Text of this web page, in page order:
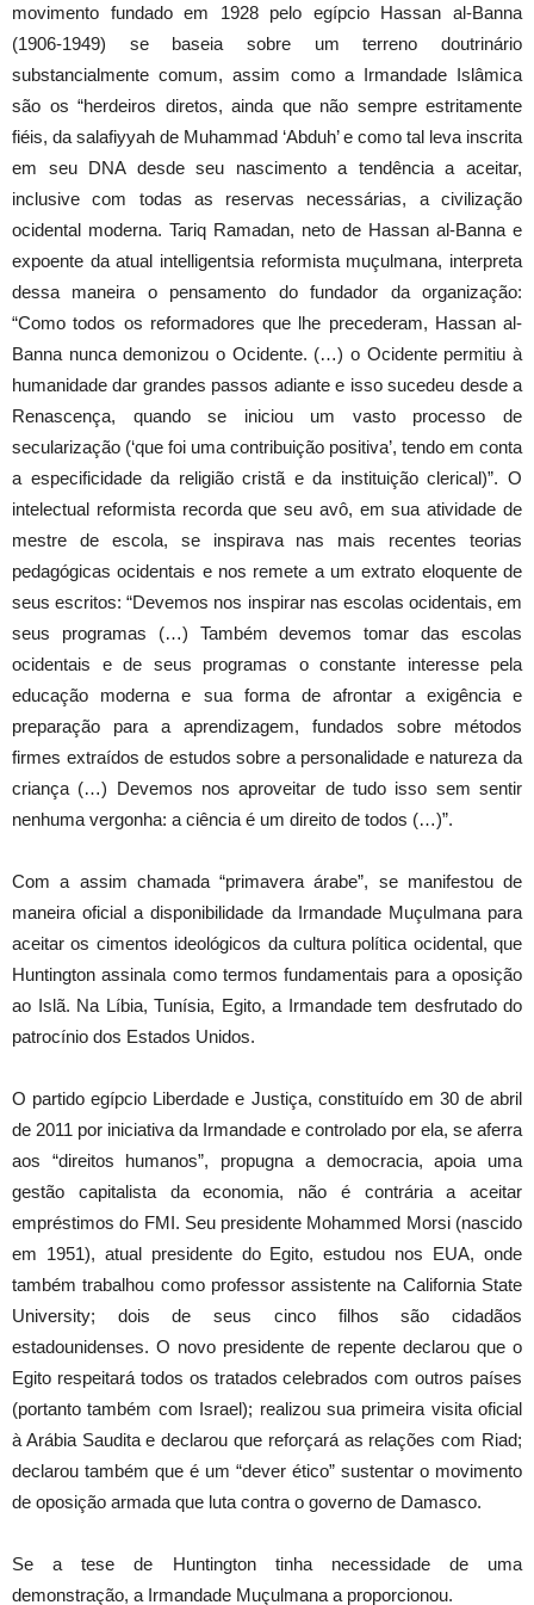
movimento fundado em 1928 pelo egípcio Hassan al-Banna
(1906-1949) se baseia sobre um terreno doutrinário
substancialmente comum, assim como a Irmandade Islâmica
são os “herdeiros diretos, ainda que não sempre estritamente
fiéis, da salafiyyah de Muhammad ‘Abduh’ e como tal leva inscrita
em seu DNA desde seu nascimento a tendência a aceitar,
inclusive com todas as reservas necessárias, a civilização
ocidental moderna. Tariq Ramadan, neto de Hassan al-Banna e
expoente da atual intelligentsia reformista muçulmana, interpreta
dessa maneira o pensamento do fundador da organização:
“Como todos os reformadores que lhe precederam, Hassan al-
Banna nunca demonizou o Ocidente. (…) o Ocidente permitiu à
humanidade dar grandes passos adiante e isso sucedeu desde a
Renascença, quando se iniciou um vasto processo de
secularização (‘que foi uma contribuição positiva’, tendo em conta
a especificidade da religião cristã e da instituição clerical)”. O
intelectual reformista recorda que seu avô, em sua atividade de
mestre de escola, se inspirava nas mais recentes teorias
pedagógicas ocidentais e nos remete a um extrato eloquente de
seus escritos: “Devemos nos inspirar nas escolas ocidentais, em
seus programas (…) Também devemos tomar das escolas
ocidentais e de seus programas o constante interesse pela
educação moderna e sua forma de afrontar a exigência e
preparação para a aprendizagem, fundados sobre métodos
firmes extraídos de estudos sobre a personalidade e natureza da
criança (…) Devemos nos aproveitar de tudo isso sem sentir
nenhuma vergonha: a ciência é um direito de todos (…)”.
Com a assim chamada “primavera árabe”, se manifestou de
maneira oficial a disponibilidade da Irmandade Muçulmana para
aceitar os cimentos ideológicos da cultura política ocidental, que
Huntington assinala como termos fundamentais para a oposição
ao Islã. Na Líbia, Tunísia, Egito, a Irmandade tem desfrutado do
patrocínio dos Estados Unidos.
O partido egípcio Liberdade e Justiça, constituído em 30 de abril
de 2011 por iniciativa da Irmandade e controlado por ela, se aferra
aos “direitos humanos”, propugna a democracia, apoia uma
gestão capitalista da economia, não é contrária a aceitar
empréstimos do FMI. Seu presidente Mohammed Morsi (nascido
em 1951), atual presidente do Egito, estudou nos EUA, onde
também trabalhou como professor assistente na California State
University; dois de seus cinco filhos são cidadãos
estadounidenses. O novo presidente de repente declarou que o
Egito respeitará todos os tratados celebrados com outros países
(portanto também com Israel); realizou sua primeira visita oficial
à Arábia Saudita e declarou que reforçará as relações com Riad;
declarou também que é um “dever ético” sustentar o movimento
de oposição armada que luta contra o governo de Damasco.
Se a tese de Huntington tinha necessidade de uma
demonstração, a Irmandade Muçulmana a proporcionou.